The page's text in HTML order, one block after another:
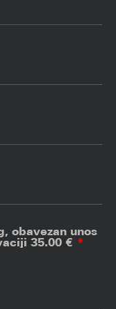
obavezan unos
35.00 €